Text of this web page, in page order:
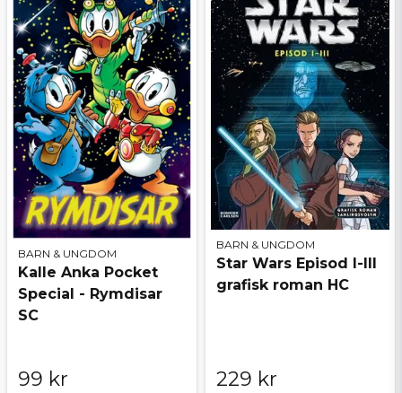
BARN & UNGDOM
Kalle Anka Pocket
Special - Rymdisar
SC
99 kr
BARN & UNGDOM
Star Wars Episod I-III
grafisk roman HC
229 kr